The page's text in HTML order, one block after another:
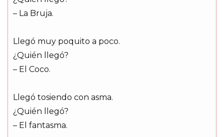
– La Bruja.
Llegó muy poquito a poco.
¿Quién llegó?
– El Coco.
Llegó tosiendo con asma.
¿Quién llegó?
– El fantasma.